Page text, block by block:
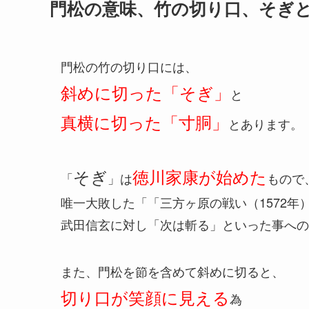
門松の意味、竹の切り口、そぎ
門松の竹の切り口には、
斜めに切った「そぎ」 と
真横に切った「寸胴」 とあります。
「そぎ 」は徳川家康が始めた もので、
唯一大敗した「「三方ヶ原の戦い（1572年
武田信玄に対し「次は斬る」といった事へ
また、門松を節を含めて斜めに切ると、
切り口が笑顔に見える為